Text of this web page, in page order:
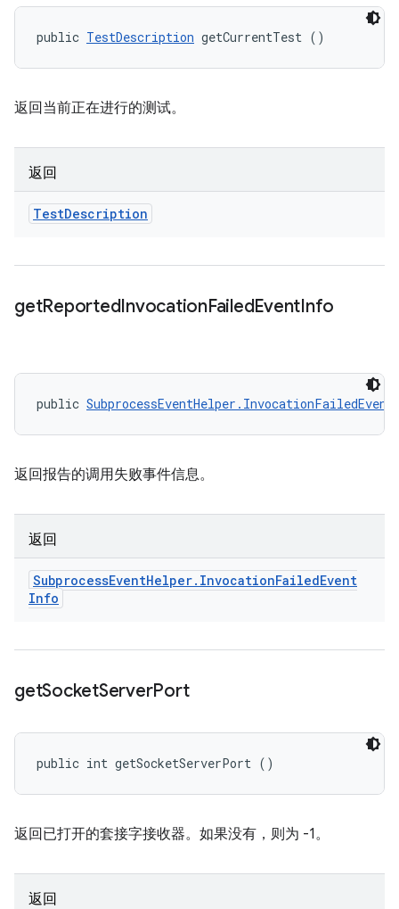
public TestDescription getCurrentTest ()
返回当前正在进行的测试。
返回
TestDescription
getReportedInvocationFailedEventInfo
public
返回报告的调用失败事件信息。
返回
SubprocessEventHelper. InvocationFailedEvent
Info
getSocketServerPort
public int getSocketServerPort ()
返回已打开的套接字接收器。如果没有，则为 -1。
返回